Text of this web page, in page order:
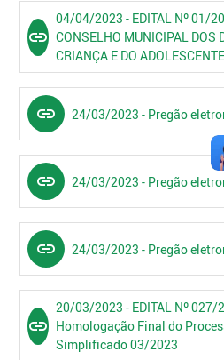
link
04/04/2023 - EDITAL Nº 01/
CONSELHO MUNICIPAL DOS
CRIANÇA E DO
link 24/03/2023 - Pregão
link 24/03/2023 - Pregão
link 24/03/2023 - Pregão
link
20/03/2023 - EDITAL Nº 027/
Homologação Final do
Simplificado 03/2023